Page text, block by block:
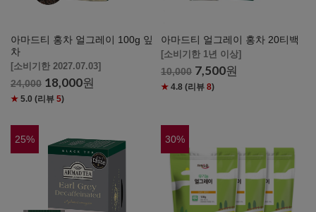
아마드티 홍차 얼그레이 100g 잎
차
[소비기한 2027.07.03]
24,000 18,000원
★ 5.0 (리뷰 5)
아마드티 얼그레이 홍차 20티백
[소비기한 1년 이상]
10,000 7,500원
★ 4.8 (리뷰8)
25% 30%